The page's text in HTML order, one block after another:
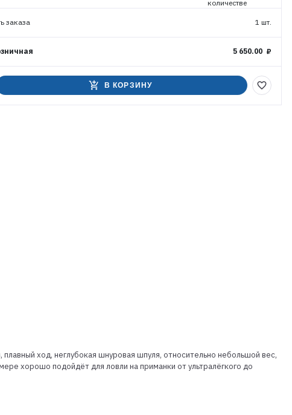
количестве
заказа 1 шт.
5 650.00 ₽
add_shopping_cart В КОРЗИНУ favorite_border
ход, неглубокая шнуровая шпуля, относительно небольшой вес,
хорошо подойдёт для ловли на приманки от ультралёгкого до